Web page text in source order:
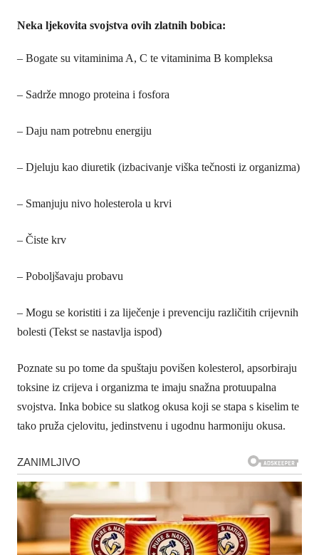
Neka ljekovita svojstva ovih zlatnih bobica:
– Bogate su vitaminima A, C te vitaminima B kompleksa
– Sadrže mnogo proteina i fosfora
– Daju nam potrebnu energiju
– Djeluju kao diuretik (izbacivanje viška tečnosti iz organizma)
– Smanjuju nivo holesterola u krvi
– Čiste krv
– Poboljšavaju probavu
– Mogu se koristiti i za liječenje i prevenciju različitih crijevnih
bolesti (Tekst se nastavlja ispod)
Poznate su po tome da spuštaju povišen kolesterol, apsorbiraju
toksine iz crijeva i organizma te imaju snažna protuupalna
svojstva. Inka bobice su slatkog okusa koji se stapa s kiselim te
tako pruža cjelovitu, jedinstvenu i ugodnu harmoniju okusa.